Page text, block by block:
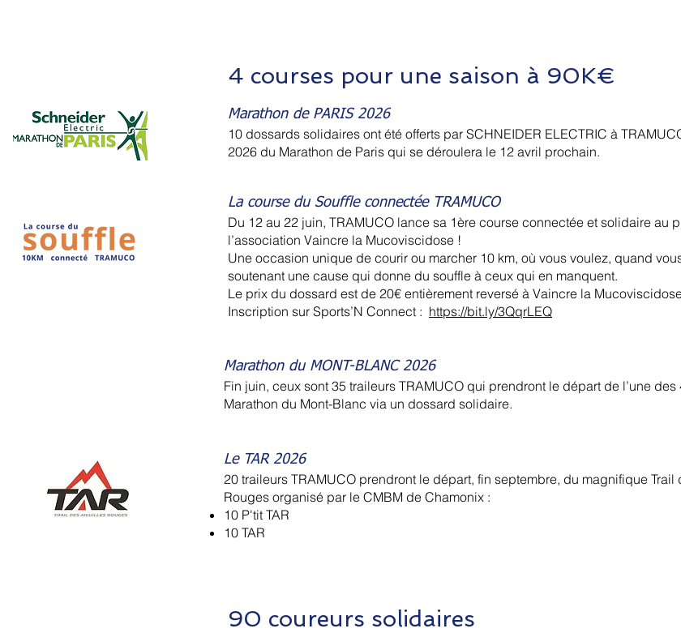
4 courses pour une saison à 90K€
Marathon de PARIS 2026
10 dossards solidaires ont été offerts par SCHNEIDER ELECTRIC à
2026 du Marathon de Paris qui se déroulera le 12 avril prochain.
90 coureurs solidaires
Le TAR 2026
20 traileurs TRAMUCO prendront le départ, fin septembre, du magnifique
Rouges organisé par le CMBM de Chamonix :
10 P'tit TAR
10 TAR
Marathon du MONT-BLANC 2026
Fin juin, ceux sont 35 traileurs TRAMUCO qui prendront le départ de l’une des
Marathon du Mont-Blanc via un dossard solidaire.
La course du Souffle connectée TRAMUCO
Du 12 au 22 juin, TRAMUCO lance sa 1ère course connectée et solidaire au
l’association Vaincre la Mucoviscidose !
Une occasion unique de courir ou marcher 10 km, où vous voulez, quand
soutenant une cause qui donne du souffle à ceux qui en manquent.
Le prix du dossard est de 20€ entièrement reversé à Vaincre la
Inscription sur Sports’N Connect : https://bit.ly/3QqrLEQ